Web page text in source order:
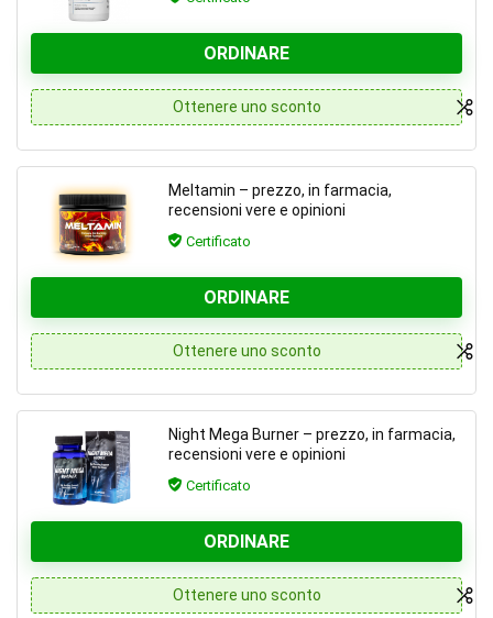
ORDINARE
Ottenere uno sconto
Meltamin – prezzo, in farmacia,
recensioni vere e opinioni
Certificato
ORDINARE
Ottenere uno sconto
Night Mega Burner – prezzo, in farmacia,
recensioni vere e opinioni
Certificato
ORDINARE
Ottenere uno sconto